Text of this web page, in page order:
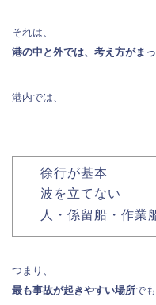
それは、
港の中と外では、考え方がま
港内では、
徐行が基本
波を立てない
人・係留船・作業
つまり、
最も事故が起きやすい場所で